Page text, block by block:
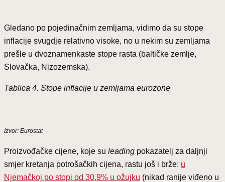
Gledano po pojedinačnim zemljama, vidimo da su stope
inflacije svugdje relativno visoke, no u nekim su zemljama
prešle u dvoznamenkaste stope rasta (baltičke zemlje,
Slovačka, Nizozemska).
Tablica 4. Stope inflacije u zemljama eurozone
Izvor: Eurostat
Proizvođačke cijene, koje su leading pokazatelj za daljnji
smjer kretanja potrošačkih cijena, rastu još i brže: u
Njemačkoj po stopi od 30,9% u ožujku (nikad ranije viđeno u